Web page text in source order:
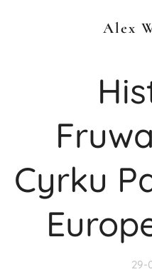
Alex
Cyrku
29-